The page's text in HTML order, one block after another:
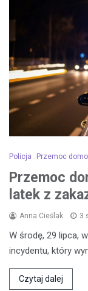
Policja Przemoc
Przemoc
latek z
Anna Cieślak 3
W środę, 29 lipca,
incydentu, który
Czytaj dalej